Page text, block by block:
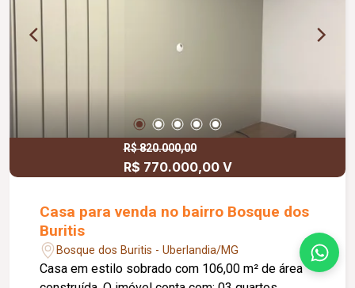
R$ 820.000,00
R$ 770.000,00 V
Casa para venda no bairro Bosque dos
Buritis
Bosque dos Buritis - Uberlandia/MG
Casa em estilo sobrado com 106,00 m² de área